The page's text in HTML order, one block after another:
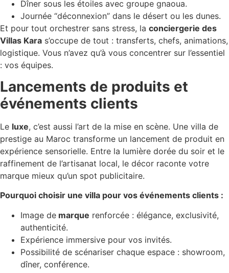
Dîner sous les étoiles avec groupe gnaoua.
Journée “déconnexion” dans le désert ou les dunes.
Et pour tout orchestrer sans stress, la conciergerie des
Villas Kara s’occupe de tout : transferts, chefs, animations,
logistique. Vous n’avez qu’à vous concentrer sur l’essentiel
: vos équipes.
Lancements de produits et
événements clients
Le luxe, c’est aussi l’art de la mise en scène. Une villa de
prestige au Maroc transforme un lancement de produit en
expérience sensorielle. Entre la lumière dorée du soir et le
raffinement de l’artisanat local, le décor raconte votre
marque mieux qu’un spot publicitaire.
Pourquoi choisir une villa pour vos événements clients :
Image de marque renforcée : élégance, exclusivité,
authenticité.
Expérience immersive pour vos invités.
Possibilité de scénariser chaque espace : showroom,
dîner, conférence.